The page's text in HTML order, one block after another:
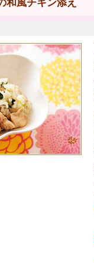
和風チキン添え